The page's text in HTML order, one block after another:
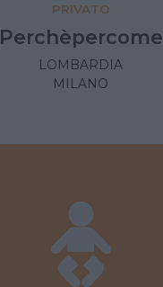
PRIVATO
Perchèpercome
LOMBARDIA
MILANO